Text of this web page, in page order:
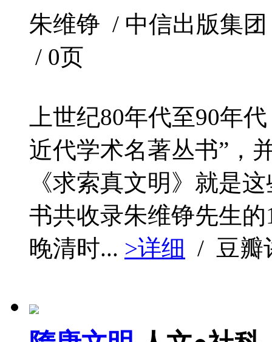
朱维铮 / 中信出版集
/ 0页
上世纪80年代至90年
近代学术名著丛书”，
《求索真文明》就是
书共收录朱维铮先生
晚清时... >详细 / 豆瓣